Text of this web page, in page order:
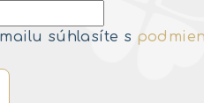
súhlasíte s